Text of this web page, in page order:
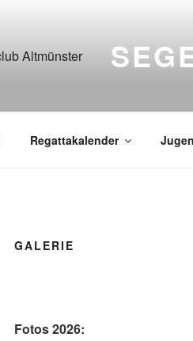
Regattakalender
GALERIE
Fotos 2026: